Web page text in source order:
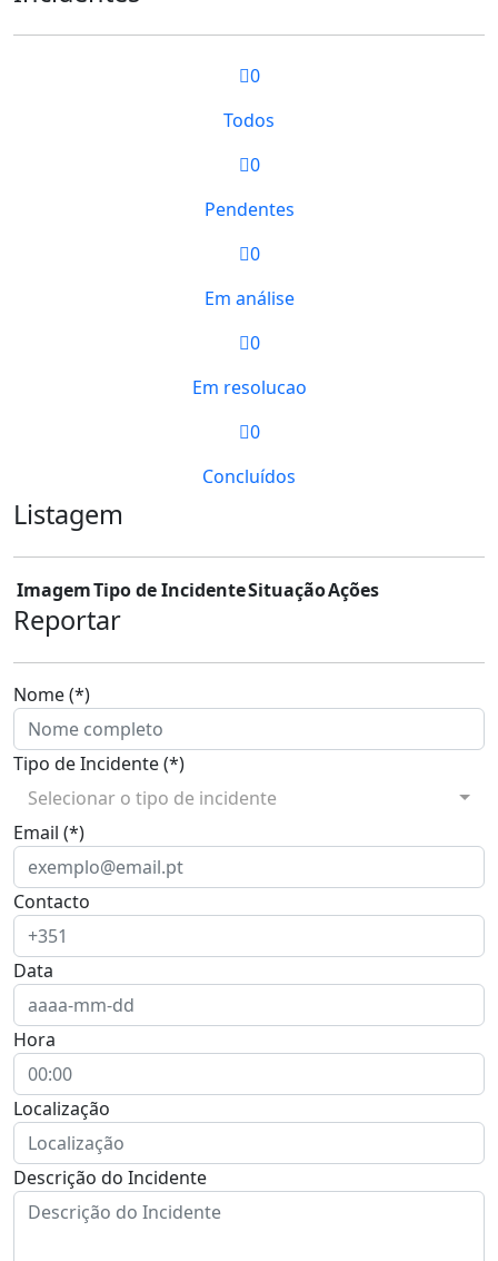
0
Todos
0
Pendentes
0
Em análise
0
Em resolucao
0
Concluídos
Listagem
ImagemTipo de IncidenteSituaçãoAções
Reportar
Nome (*)
Tipo de Incidente (*)
Selecionar o tipo de incidente
Email (*)
Contacto
Data
Hora
Localização
Descrição do Incidente